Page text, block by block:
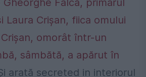
Falcă, primarul
Laura Crișan, fiica omului
omorât într-un
sâmbătă, a apărut în
arată secreted in interiorul